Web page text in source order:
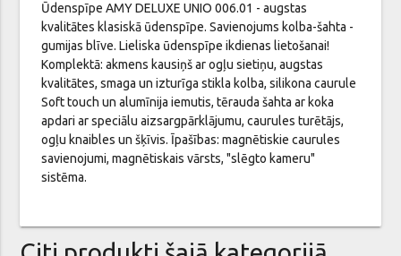
Ūdenspīpe AMY DELUXE UNIO 006.01 - augstas
kvalitātes klasiskā ūdenspīpe. Savienojums kolba-šahta -
gumijas blīve. Lieliska ūdenspīpe ikdienas lietošanai!
Komplektā: akmens kausiņš ar ogļu sietiņu, augstas
kvalitātes, smaga un izturīga stikla kolba, silikona caurule
Soft touch un alumīnija iemutis, tērauda šahta ar koka
apdari ar speciālu aizsargpārklājumu, caurules turētājs,
ogļu knaibles un šķīvis. Īpašības: magnētiskie caurules
savienojumi, magnētiskais vārsts, "slēgto kameru"
sistēma.